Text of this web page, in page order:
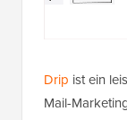
Drip ist ein
Mail-